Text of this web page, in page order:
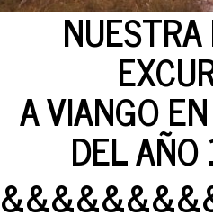
A VIANGO
DEL